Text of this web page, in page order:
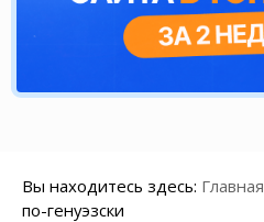
Вы находитесь здесь: Главная
по-генуэзски